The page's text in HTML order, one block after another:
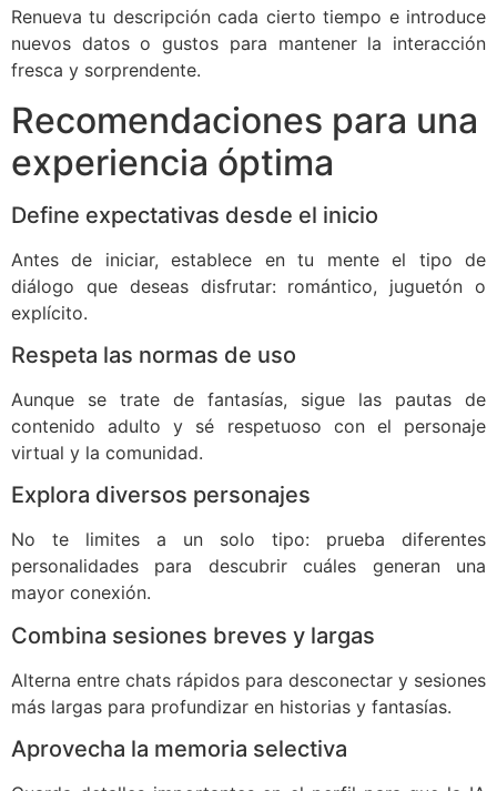
Renueva tu descripción cada cierto tiempo e introduce
nuevos datos o gustos para mantener la interacción
fresca y sorprendente.
Recomendaciones para una
experiencia óptima
Define expectativas desde el inicio
Antes de iniciar, establece en tu mente el tipo de
diálogo que deseas disfrutar: romántico, juguetón o
explícito.
Respeta las normas de uso
Aunque se trate de fantasías, sigue las pautas de
contenido adulto y sé respetuoso con el personaje
virtual y la comunidad.
Explora diversos personajes
No te limites a un solo tipo: prueba diferentes
personalidades para descubrir cuáles generan una
mayor conexión.
Combina sesiones breves y largas
Alterna entre chats rápidos para desconectar y sesiones
más largas para profundizar en historias y fantasías.
Aprovecha la memoria selectiva